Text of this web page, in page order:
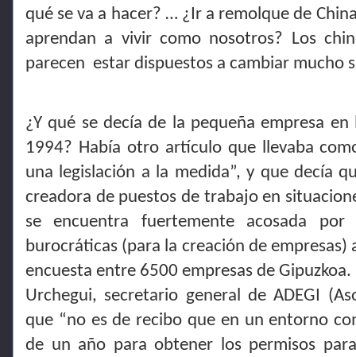
qué se va a hacer? … ¿Ir a remolque de
aprendan a vivir como nosotros? Los
parecen estar dispuestos a cambiar mucho
¿Y qué se decía de la pequeña empresa
1994? Había otro artículo que llevaba
una legislación a la medida”, y que decía
creadora de puestos de trabajo en
se encuentra fuertemente acosada
burocráticas (para la creación de
encuesta entre 6500 empresas de
Urchegui, secretario general de ADEGI
que “no es de recibo que en un entorno
de un año para obtener los permisos